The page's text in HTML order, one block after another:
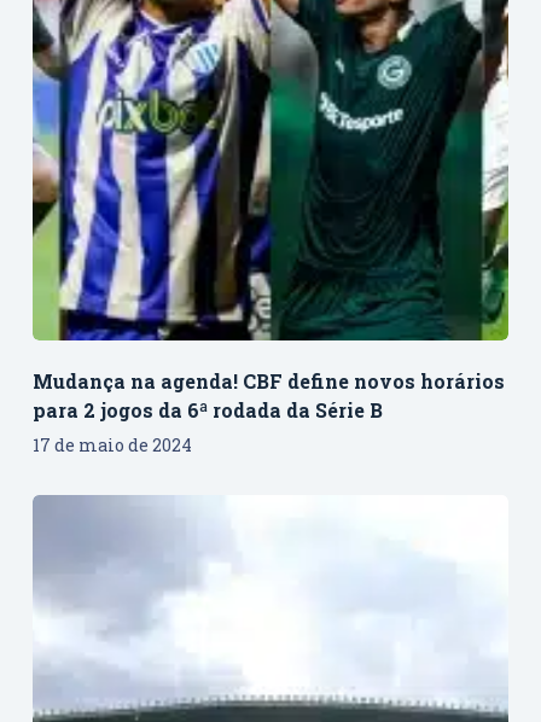
Mudança na agenda! CBF define novos horários
para 2 jogos da 6ª rodada da Série B
17 de maio de 2024